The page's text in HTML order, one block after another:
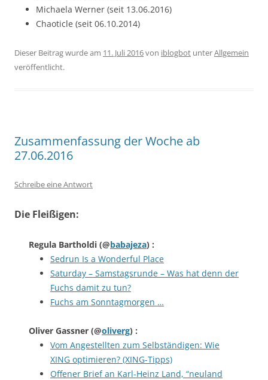
Michaela Werner (seit 13.06.2016)
Chaoticle (seit 06.10.2014)
Dieser Beitrag wurde am 11. Juli 2016von iblogbot unterAllgemein
veröffentlicht.
Zusammenfassung der Woche ab
27.06.2016
Schreibe eine Antwort
Die Fleißigen:
Regula Bartholdi (@babajeza) :
Sedrun Is a Wonderful Place
Saturday – Samstagsrunde – Was hat denn der
Fuchs damit zu tun?
Fuchs am Sonntagmorgen …
Oliver Gassner (@oliverg) :
Vom Angestellten zum Selbständigen: Wie
XING optimieren? (XING-Tipps)
Offener Brief an Karl-Heinz Land, “neuland